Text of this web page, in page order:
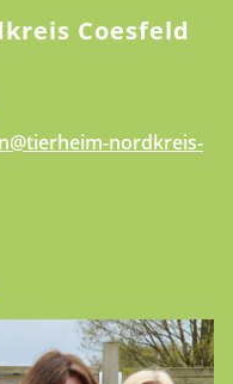
Coesfeld
nordkreis-